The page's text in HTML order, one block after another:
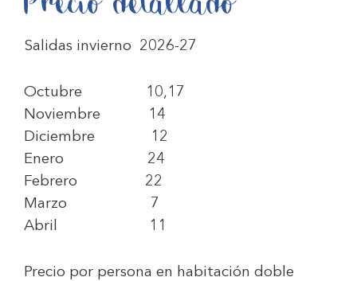
Salidas invierno 2026-27
Octubre 10,17
Noviembre 14
Diciembre 12
Enero 24
Febrero 22
Marzo 7
Abril 11
Precio por persona en habitación doble